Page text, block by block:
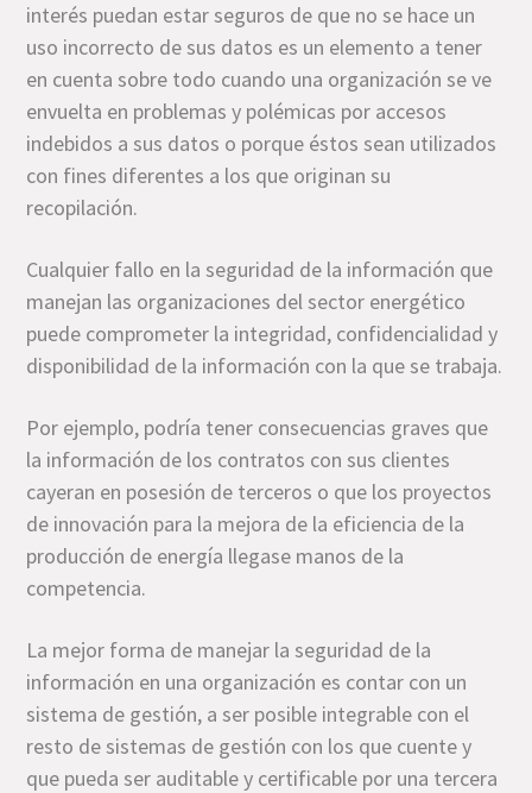
interés puedan estar seguros de que no se hace un
uso incorrecto de sus datos es un elemento a tener
en cuenta sobre todo cuando una organización se ve
envuelta en problemas y polémicas por accesos
indebidos a sus datos o porque éstos sean utilizados
con fines diferentes a los que originan su
recopilación.
Cualquier fallo en la seguridad de la información que
manejan las organizaciones del sector energético
puede comprometer la integridad, confidencialidad y
disponibilidad de la información con la que se trabaja.
Por ejemplo, podría tener consecuencias graves que
la información de los contratos con sus clientes
cayeran en posesión de terceros o que los proyectos
de innovación para la mejora de la eficiencia de la
producción de energía llegase manos de la
competencia.
La mejor forma de manejar la seguridad de la
información en una organización es contar con un
sistema de gestión, a ser posible integrable con el
resto de sistemas de gestión con los que cuente y
que pueda ser auditable y certificable por una tercera